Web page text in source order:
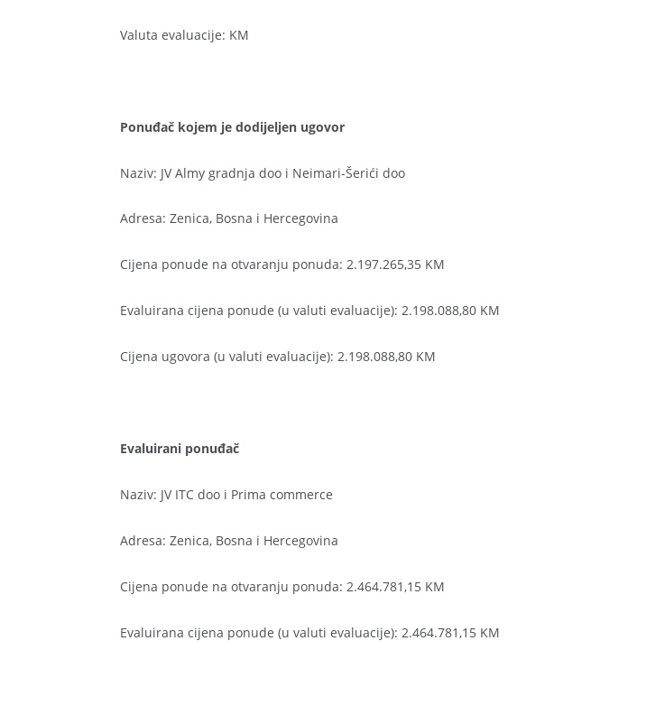
Valuta evaluacije: KM
Ponuđač kojem je dodijeljen ugovor
Naziv: JV Almy gradnja doo i Neimari-Šerići doo
Adresa: Zenica, Bosna i Hercegovina
Cijena ponude na otvaranju ponuda: 2.197.265,35 KM
Evaluirana cijena ponude (u valuti evaluacije): 2.198.088,80 KM
Cijena ugovora (u valuti evaluacije): 2.198.088,80 KM
Evaluirani ponuđač
Naziv: JV ITC doo i Prima commerce
Adresa: Zenica, Bosna i Hercegovina
Cijena ponude na otvaranju ponuda: 2.464.781,15 KM
Evaluirana cijena ponude (u valuti evaluacije): 2.464.781,15 KM